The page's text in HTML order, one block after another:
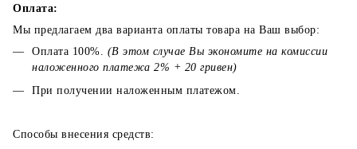
Оплата:
Мы предлагаем два варианта оплаты товара на Ваш выбор:
Оплата 100%. (В этом случае Вы экономите на комиссии
наложенного платежа 2% + 20 гривен)
При получении наложенным платежом.
Способы внесения средств: